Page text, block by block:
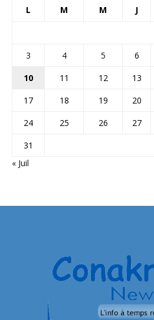
L M M J
3
4 5 6
10
11 12 13
17
18 19 20
24
25 26 27
31
« Juil